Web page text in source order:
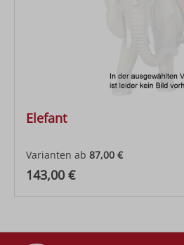
Elefant
Varianten ab 87,00 €
Regulärer Preis:
143,00 €